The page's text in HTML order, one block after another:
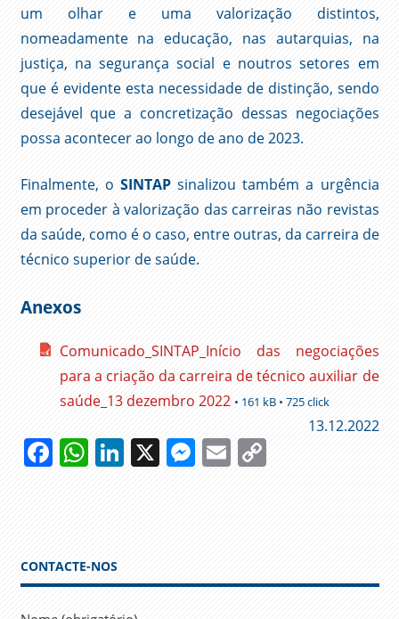
um olhar e uma valorização distintos,
nomeadamente na educação, nas autarquias, na
justiça, na segurança social e noutros setores em
que é evidente esta necessidade de distinção, sendo
desejável que a concretização dessas negociações
possa acontecer ao longo de ano de 2023.
Finalmente, o SINTAPsinalizou também a urgência
em proceder à valorização das carreiras não revistas
da saúde, como é o caso, entre outras, da carreira de
técnico superior de saúde.
Anexos
Comunicado_SINTAP_Início das negociações
para a criação da carreira de técnico auxiliar de
saúde_13 dezembro 2022 • 161 kB • 725 click
13.12.2022
Facebook
WhatsApp
LinkedIn
X Messenger
EmailCopy
NEGOCIAÇÃO
COLETIVA
SAÚDE
CONTACTE-NOS